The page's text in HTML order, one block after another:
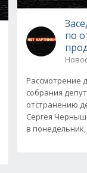
по
Рассмотрение
собрания
отстранению
Сергея
в